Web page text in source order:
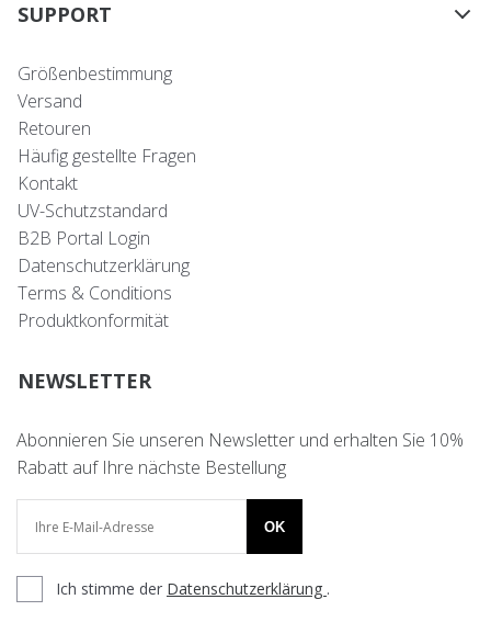
SUPPORT
Größenbestimmung
Versand
Retouren
Häufig gestellte Fragen
Kontakt
UV-Schutzstandard
B2B Portal Login
Datenschutzerklärung
Terms & Conditions
Produktkonformität
NEWSLETTER
Abonnieren Sie unseren Newsletter und erhalten Sie 10%
Rabatt auf Ihre nächste Bestellung
OK
Ich stimme der Datenschutzerklärung .